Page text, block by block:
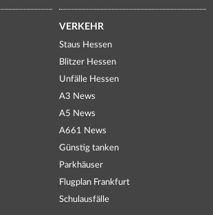
VERKEHR
Staus Hessen
Blitzer Hessen
Unfälle Hessen
A3 News
A5 News
A661 News
Günstig tanken
Parkhäuser
Flugplan Frankfurt
Schulausfälle